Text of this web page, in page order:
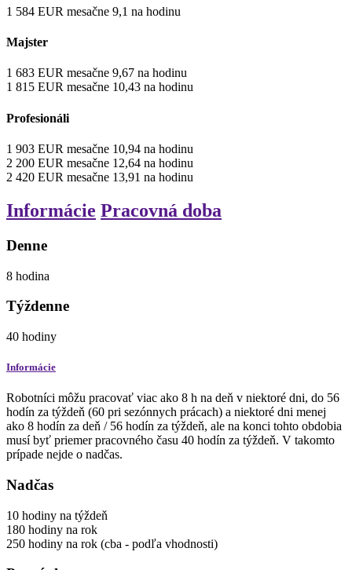
1 584 EUR mesačne 9,1 na hodinu
Majster
1 683 EUR mesačne 9,67 na hodinu
1 815 EUR mesačne 10,43 na hodinu
Profesionáli
1 903 EUR mesačne 10,94 na hodinu
2 200 EUR mesačne 12,64 na hodinu
2 420 EUR mesačne 13,91 na hodinu
Informácie Pracovná doba
Denne
8 hodina
Týždenne
40 hodiny
Informácie
Robotníci môžu pracovať viac ako 8 h na deň v niektoré dni, do 56
hodín za týždeň (60 pri sezónnych prácach) a niektoré dni menej
ako 8 hodín za deň / 56 hodín za týždeň, ale na konci tohto obdobia
musí byť priemer pracovného času 40 hodín za týždeň. V takomto
prípade nejde o nadčas.
Nadčas
10 hodiny na týždeň
180 hodiny na rok
250 hodiny na rok (cba - podľa vhodnosti)